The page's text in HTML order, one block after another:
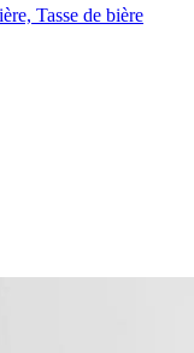
Tasse de bière